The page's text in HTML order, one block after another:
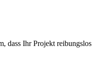
dass Ihr Projekt reibungslos